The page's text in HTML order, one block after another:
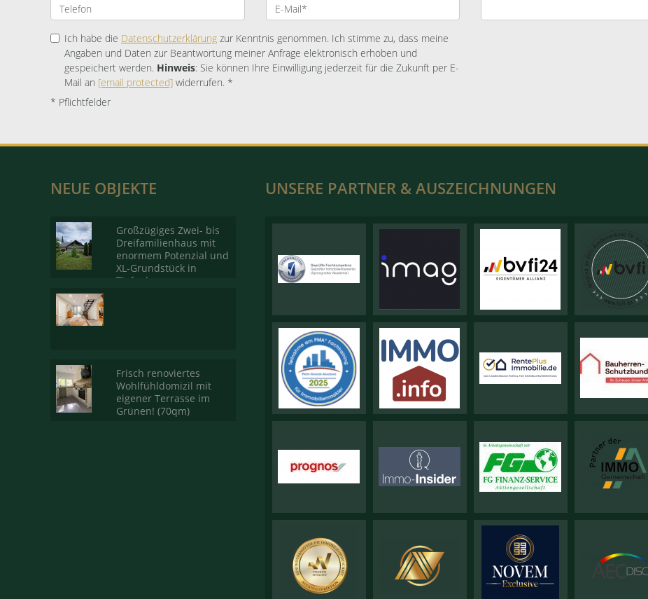
Ich habe die Datenschutzerklärung zur Kenntnis genommen. Ich stimme zu, dass meine
Angaben und Daten zur Beantwortung meiner Anfrage elektronisch erhoben und
gespeichert werden. Hinweis: Sie können Ihre Einwilligung jederzeit für die Zukunft per E-
Mail an [email protected] widerrufen. *
* Pflichtfelder
NEUE OBJEKTE
Großzügiges Zwei- bis
Dreifamilienhaus mit
enormem Potenzial und
XL-Grundstück in
Tiefenbronn
Frisch renoviertes
Wohlfühldomizil mit
eigener Terrasse im
Grünen! (70qm)
UNSERE PARTNER & AUSZEICHNUNGEN